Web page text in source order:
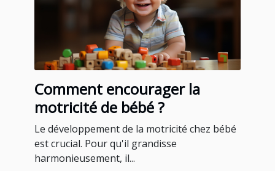
Comment encourager la
motricité de bébé ?
Le développement de la motricité chez bébé
est crucial. Pour qu'il grandisse
harmonieusement, il...